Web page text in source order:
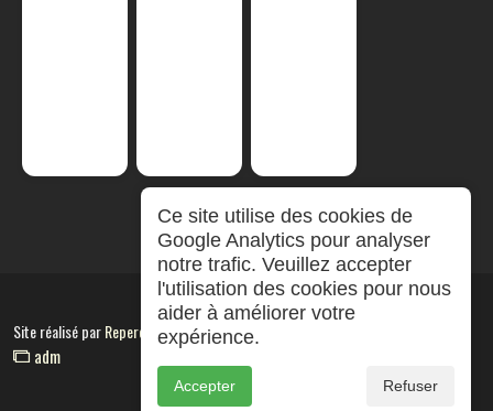
Site réalisé parRepereCom
adm
Ce site utilise des cookies de
Google Analytics pour analyser
notre trafic. Veuillez accepter
l'utilisation des cookies pour nous
aider à améliorer votre
expérience.
Accepter Refuser